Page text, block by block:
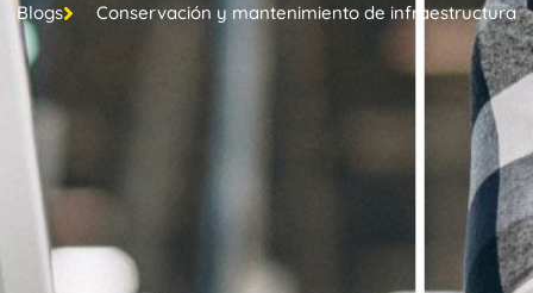
Blogs Conservación y mantenimiento de infraestructura